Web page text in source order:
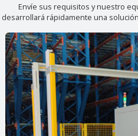
Envíe sus requisitos y nuestro
desarrollará rápidamente una